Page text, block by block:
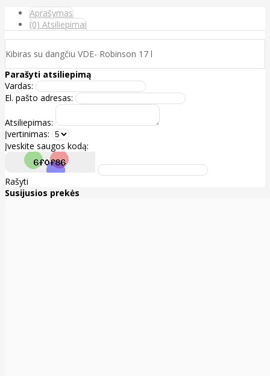
Aprašymas
(0) Atsiliepimai
Kibiras su dangčiu VDE- Robinson 17 l
Parašyti atsiliepimą
Vardas:
El. pašto adresas:
Atsiliepimas:
Įvertinimas:
Įveskite saugos kodą:
Rašyti
Susijusios prekės